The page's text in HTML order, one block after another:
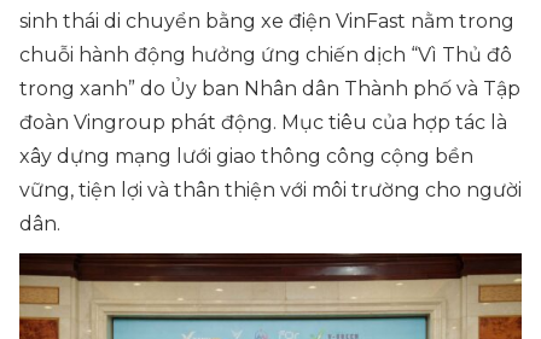
sinh thái di chuyển bằng xe điện VinFast nằm trong
chuỗi hành động hưởng ứng chiến dịch “Vì Thủ đô
trong xanh” do Ủy ban Nhân dân Thành phố và Tập
đoàn Vingroup phát động. Mục tiêu của hợp tác là
xây dựng mạng lưới giao thông công cộng bền
vững, tiện lợi và thân thiện với môi trường cho người
dân.